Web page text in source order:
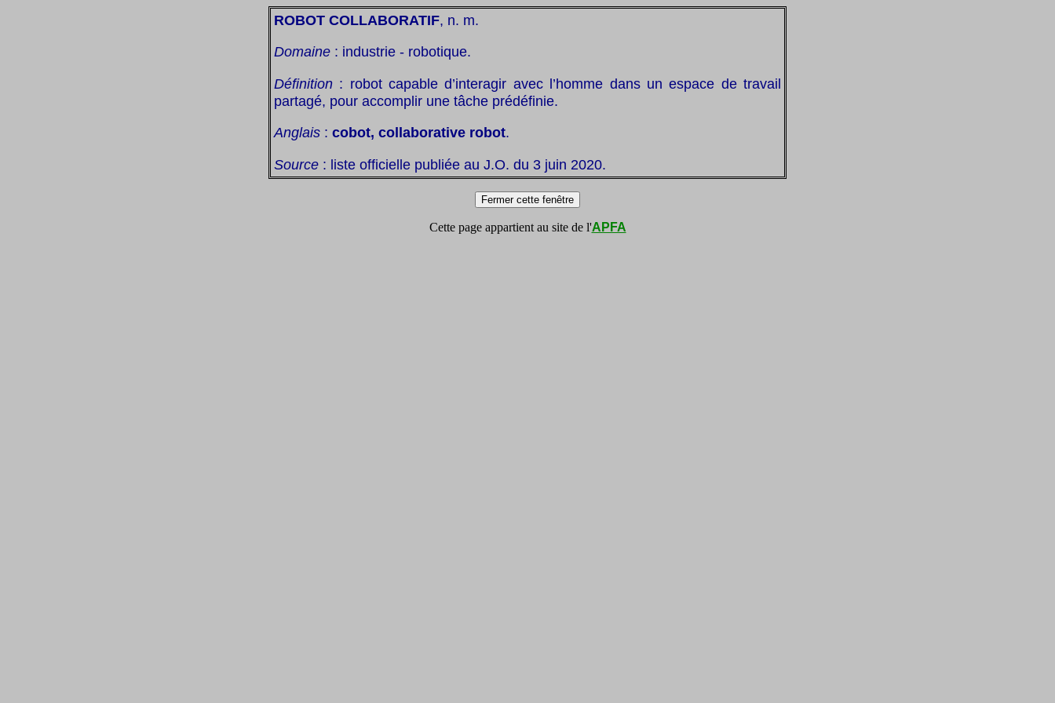
ROBOT COLLABORATIF, n. m.
Domaine : industrie - robotique.
Définition : robot capable d’interagir avec l’homme dans un espace de travail
partagé, pour accomplir une tâche prédéfinie.
Anglais : cobot, collaborative robot.
Source : liste officielle publiée au J.O. du 3 juin 2020.
Cette page appartient au site de l'APFA